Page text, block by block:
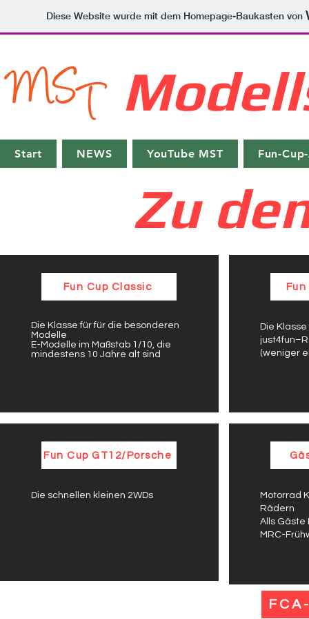
Diese Website wurde mit dem Homepage-Baukasten von
Start NEWS YouTube MST Fun-
Zu
Fun Cup Classic
Die Klasse für für die besonderen
Modelle
E-Modelle im Maßstab 1/10, die
mindestens 10 Jahre alt sind
Fun Cup GT12/Porsche
Die schnellen kleinen 2WDs
Die
(weniger
Motorrad
Rädern
Alls Gäste
MRC-